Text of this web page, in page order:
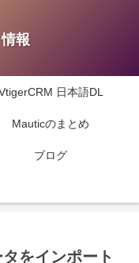
報
日本語DL
Mauticのまとめ
ブログ
をインポート